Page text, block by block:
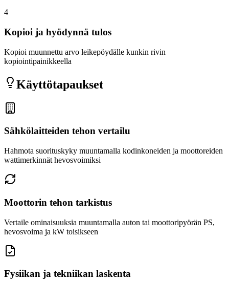
4
Kopioi ja hyödynnä tulos
Kopioi muunnettu arvo leikepöydälle kunkin rivin
kopiointipainikkeella
Käyttötapaukset
Sähkölaitteiden tehon vertailu
Hahmota suorituskyky muuntamalla kodinkoneiden ja moottoreiden
wattimerkinnät hevosvoimiksi
Moottorin tehon tarkistus
Vertaile ominaisuuksia muuntamalla auton tai moottoripyörän PS,
hevosvoima ja kW toisikseen
Fysiikan ja tekniikan laskenta